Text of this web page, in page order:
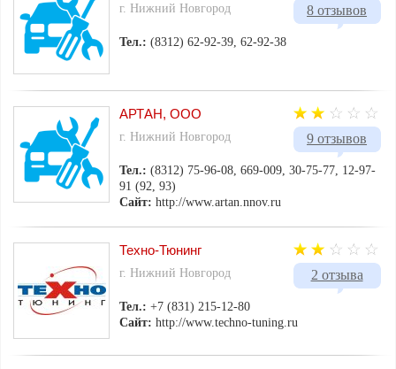
8 отзывов
г. Нижний Новгород
Тел.:(8312) 62-92-39, 62-92-38
9 отзывов
АРТАН, ООО
г. Нижний Новгород
Тел.:(8312) 75-96-08, 669-009, 30-75-77, 12-97-
91 (92, 93)
Сайт: http://www.artan.nnov.ru
2 отзыва
Техно-Тюнинг
г. Нижний Новгород
Тел.:+7 (831) 215-12-80
Сайт: http://www.techno-tuning.ru